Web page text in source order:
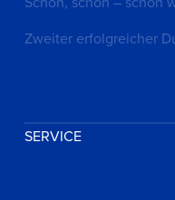
Zweiter erfolgreicher
SERVICE